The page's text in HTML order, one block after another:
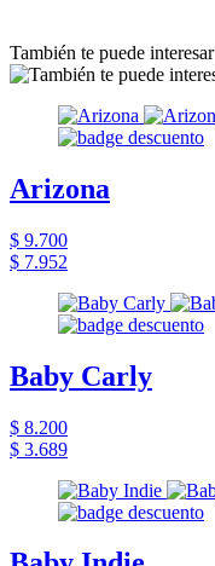
También te puede interesar
Arizona
$ 9.700
$ 7.952
Baby Carly
$ 8.200
$ 3.689